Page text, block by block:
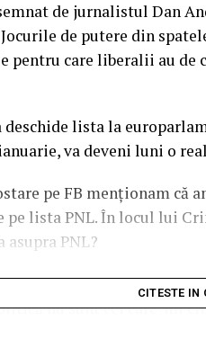
de jurnalistul Dan
Jocurile de putere din
pentru care liberalii au de
deschide lista la
va deveni luni o
pe FB menţionam că
lista PNL. În locul lui
asupra PNL?
cei care citiseră postarea
nu sunt cei care-mi
CITESTE IN